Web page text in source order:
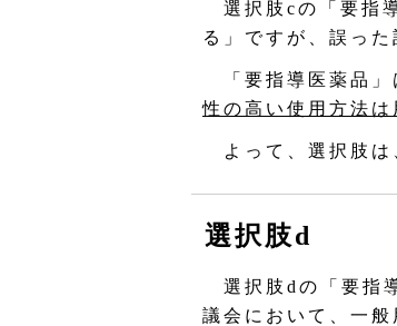
選択肢cの「要指
る」ですが、誤った
「要指導医薬品」
性の高い使用方法
よって、選択肢は
選択肢d
選択肢dの「要指
議会において、一